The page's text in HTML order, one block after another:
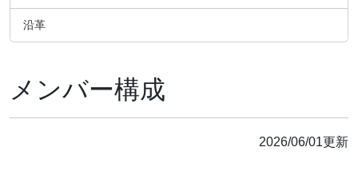
沿革
メンバー構成
2026/06/01更新